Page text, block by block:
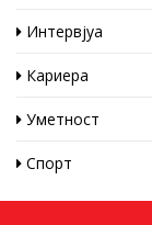
Интервјуа
Кариера
Уметност
Спорт